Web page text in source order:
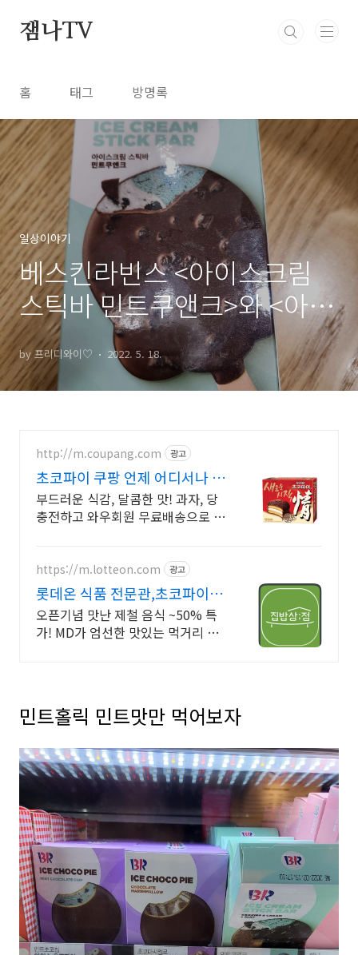
잼나TV
홈 태그 방명록
일상이야기
베스킨라빈스 <아이스크림
스틱바 민트쿠앤크>와 <아이
스초코파이 민트초콜렛 칩>
구매리뷰
by 프리디와이♡ 2022. 5. 18.
http://m.coupang.com 광고
초코파이 쿠팡 언제 어디서나 간
편하게
부드러운 식감, 달콤한 맛! 과자, 당
충전하고 와우회원 무료배송으로 만
편하게 즐겨보세요.
https://m.lotteon.com 광고
롯데온 식품 전문관,초코파이 가
장 좋은것만 담았습니다
오픈기념 맛난 제철 음식 ~50% 특
가! MD가 엄선한 맛있는 먹거리 무
민트홀릭 민트맛만 먹어보자